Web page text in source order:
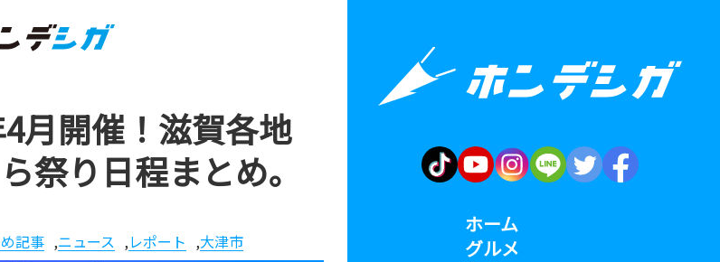
月開催！滋賀各地
祭り日程まとめ。
記事 ,ニュース ,レポート ,大津市
ホーム
グルメ